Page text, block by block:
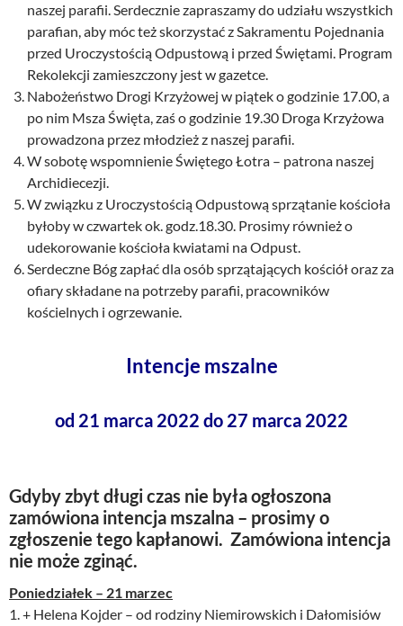
naszej parafii. Serdecznie zapraszamy do udziału wszystkich
parafian, aby móc też skorzystać z Sakramentu Pojednania
przed Uroczystością Odpustową i przed Świętami. Program
Rekolekcji zamieszczony jest w gazetce.
Nabożeństwo Drogi Krzyżowej w piątek o godzinie 17.00, a
po nim Msza Święta, zaś o godzinie 19.30 Droga Krzyżowa
prowadzona przez młodzież z naszej parafii.
W sobotę wspomnienie Świętego Łotra – patrona naszej
Archidiecezji.
W związku z Uroczystością Odpustową sprzątanie kościoła
byłoby w czwartek ok. godz.18.30. Prosimy również o
udekorowanie kościoła kwiatami na Odpust.
Serdeczne Bóg zapłać dla osób sprzątających kościół oraz za
ofiary składane na potrzeby parafii, pracowników
kościelnych i ogrzewanie.
Intencje mszalne
od 21 marca 2022 do 27 marca 2022
Gdyby zbyt długi czas nie była ogłoszona
zamówiona intencja mszalna – prosimy o
zgłoszenie tego kapłanowi. Zamówiona intencja
nie może zginąć.
Poniedziałek – 21 marzec
1. + Helena Kojder – od rodziny Niemirowskich i Dałomisiów